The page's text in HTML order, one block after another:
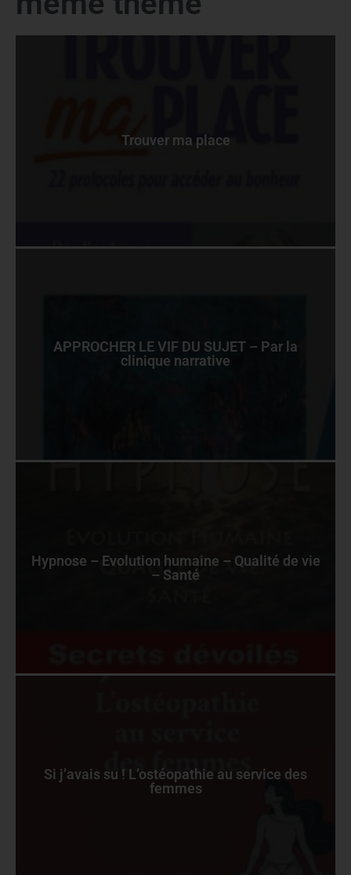
Trouver ma place
APPROCHER LE VIF DU SUJET – Par la
clinique narrative
Hypnose – Evolution humaine – Qualité de vie
– Santé
Si j’avais su ! L’ostéopathie au service des
femmes